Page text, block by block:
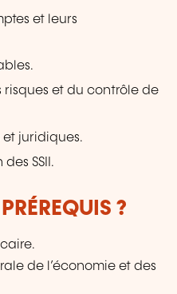
gestion et fonds
institutions de
BCE, Banque de
organismes de
et leurs
risques et du contrôle de
et juridiques.
SSII.
?
de l’économie et des